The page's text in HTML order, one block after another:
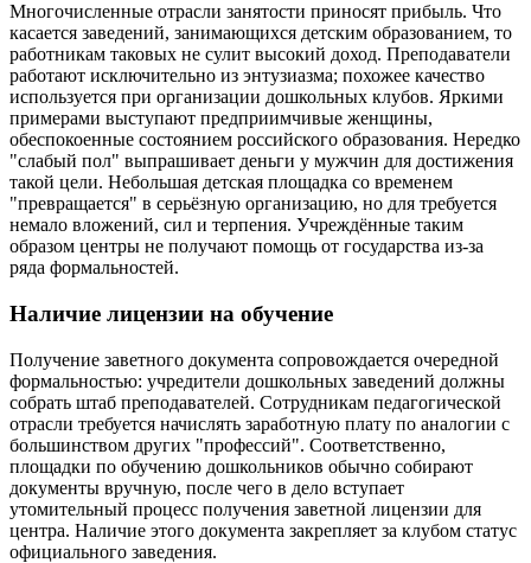
Многочисленные отрасли занятости приносят прибыль. Что
касается заведений, занимающихся детским образованием, то
работникам таковых не сулит высокий доход. Преподаватели
работают исключительно из энтузиазма; похожее качество
используется при организации дошкольных клубов. Яркими
примерами выступают предприимчивые женщины,
обеспокоенные состоянием российского образования. Нередко
"слабый пол" выпрашивает деньги у мужчин для достижения
такой цели. Небольшая детская площадка со временем
"превращается" в серьёзную организацию, но для требуется
немало вложений, сил и терпения. Учреждённые таким
образом центры не получают помощь от государства из-за
ряда формальностей.
Наличие лицензии на обучение
Получение заветного документа сопровождается очередной
формальностью: учредители дошкольных заведений должны
собрать штаб преподавателей. Сотрудникам педагогической
отрасли требуется начислять заработную плату по аналогии с
большинством других "профессий". Соответственно,
площадки по обучению дошкольников обычно собирают
документы вручную, после чего в дело вступает
утомительный процесс получения заветной лицензии для
центра. Наличие этого документа закрепляет за клубом статус
официального заведения.